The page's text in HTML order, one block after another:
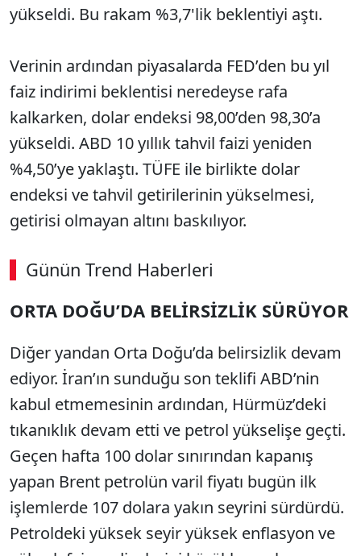
yükseldi. Bu rakam %3,7'lik beklentiyi aştı.
Verinin ardından piyasalarda FED’den bu yıl
faiz indirimi beklentisi neredeyse rafa
kalkarken, dolar endeksi 98,00’den 98,30’a
yükseldi. ABD 10 yıllık tahvil faizi yeniden
%4,50’ye yaklaştı. TÜFE ile birlikte dolar
endeksi ve tahvil getirilerinin yükselmesi,
getirisi olmayan altını baskılıyor.
Günün Trend Haberleri
SÖZCÜ SON DAKİKA
ORTA DOĞU’DA BELİRSİZLİK SÜRÜYOR
Diğer yandan Orta Doğu’da belirsizlik devam
ediyor. İran’ın sunduğu son teklifi ABD’nin
kabul etmemesinin ardından, Hürmüz’deki
tıkanıklık devam etti ve petrol yükselişe geçti.
Geçen hafta 100 dolar sınırından kapanış
yapan Brent petrolün varil fiyatı bugün ilk
işlemlerde 107 dolara yakın seyrini sürdürdü.
Petroldeki yüksek seyir yüksek enflasyon ve